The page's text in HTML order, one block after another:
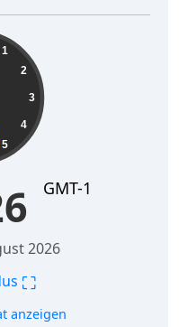
1
2
3
4
5
GMT-1
2026
⛶
anzeigen